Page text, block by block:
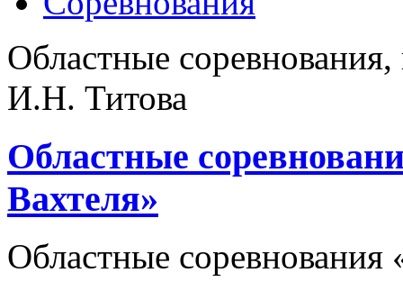
Областные
И.Н. Титова
Областные
Вахтеля»
Областные